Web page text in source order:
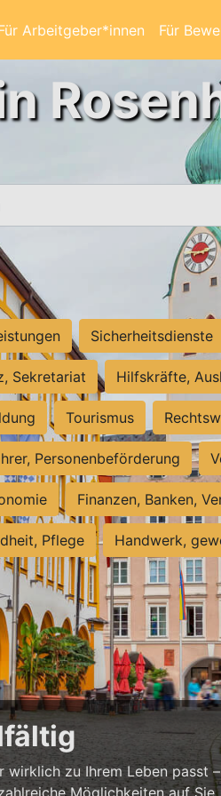
Arbeitgeber*innen Für
Sicherheitsdienste
Sekretariat Hilfskräfte,
Tourismus
Personenbeförderung
Finanzen, Banken,
Pflege Handwerk,
zu Ihrem Leben passt